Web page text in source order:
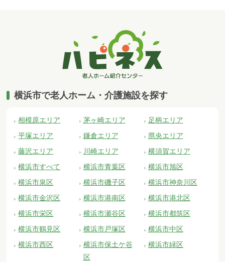
横浜市で老人ホーム・介護施設を探す
相模原エリア 茅ヶ崎エリア
足柄エリア
平塚エリア
鎌倉エリア
県央エリア
藤沢エリア
川崎エリア
横須賀エリア
横浜市すべて
横浜市青葉区
横浜市旭区
横浜市泉区
横浜市磯子区
横浜市神奈川区
横浜市金沢区
横浜市港南区
横浜市港北区
横浜市栄区
横浜市瀬谷区
横浜市都筑区
横浜市鶴見区
横浜市戸塚区
横浜市中区
横浜市西区
横浜市保土ケ谷
区
横浜市緑区